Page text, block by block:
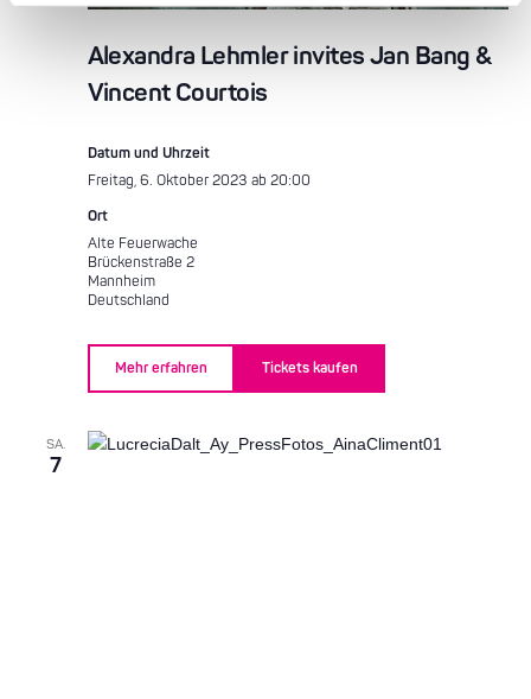
Alexandra Lehmler invites Jan Bang &
Vincent Courtois
Datum und Uhrzeit
Freitag, 6. Oktober 2023 ab 20:00
Ort
Alte Feuerwache
Brückenstraße 2
Mannheim
Deutschland
Mehr erfahren Tickets kaufen
SA.
7